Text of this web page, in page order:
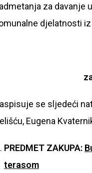
za davanje
djelatnosti
se sljedeći
Eugena
PREDMET ZAKUPA:
terasom